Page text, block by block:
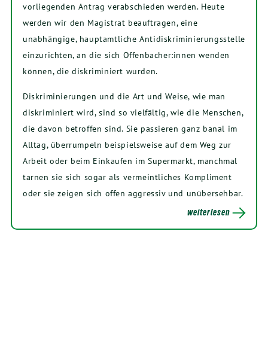
vorliegenden Antrag verabschieden werden. Heute
werden wir den Magistrat beauftragen, eine
unabhängige, hauptamtliche Antidiskriminierungsstelle
einzurichten, an die sich Offenbacher:innen wenden
können, die diskriminiert wurden.
Diskriminierungen und die Art und Weise, wie man
diskriminiert wird, sind so vielfältig, wie die Menschen,
die davon betroffen sind. Sie passieren ganz banal im
Alltag, überrumpeln beispielsweise auf dem Weg zur
Arbeit oder beim Einkaufen im Supermarkt, manchmal
tarnen sie sich sogar als vermeintliches Kompliment
oder sie zeigen sich offen aggressiv und unübersehbar.
weiterlesen